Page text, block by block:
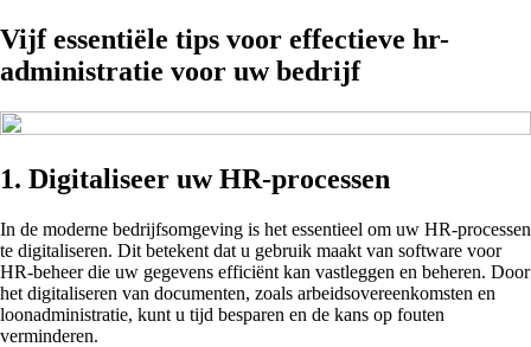
Vijf essentiële tips voor effectieve hr-
administratie voor uw bedrijf
1. Digitaliseer uw HR-processen
In de moderne bedrijfsomgeving is het essentieel om uw HR-processen
te digitaliseren. Dit betekent dat u gebruik maakt van software voor
HR-beheer die uw gegevens efficiënt kan vastleggen en beheren. Door
het digitaliseren van documenten, zoals arbeidsovereenkomsten en
loonadministratie, kunt u tijd besparen en de kans op fouten
verminderen.